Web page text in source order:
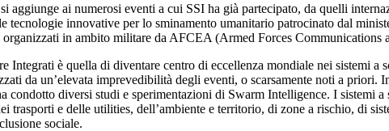
aggiunge ai numerosi eventi a cui SSI ha già partecipato, da quelli
tecnologie innovative per lo sminamento umanitario patrocinato dal
in ambito militare da AFCEA (Armed Forces Communications
Integrati è quella di diventare centro di eccellenza mondiale nei sistemi
da un’elevata imprevedibilità degli eventi, o scarsamente noti a
condotto diversi studi e sperimentazioni di Swarm Intelligence. I sistemi
trasporti e delle utilities, dell’ambiente e territorio, di zone a rischio, di
sociale.